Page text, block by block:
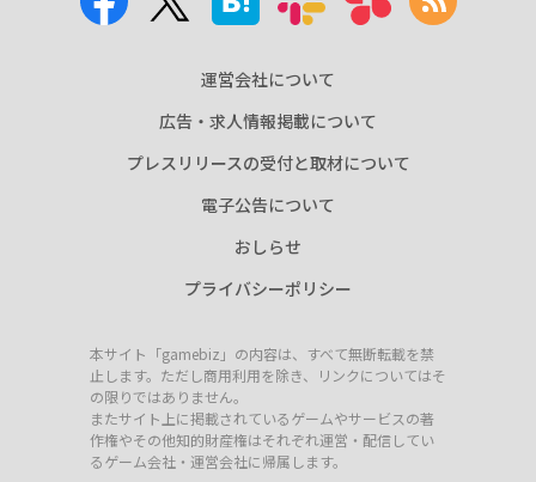
運営会社について
広告・求人情報掲載について
プレスリリースの受付と取材について
電子公告について
おしらせ
プライバシーポリシー
本サイト「gamebiz」の内容は、すべて無断転載を禁
止します。ただし商用利用を除き、リンクについてはそ
の限りではありません。
またサイト上に掲載されているゲームやサービスの著
作権やその他知的財産権はそれぞれ運営・配信してい
るゲーム会社・運営会社に帰属します。